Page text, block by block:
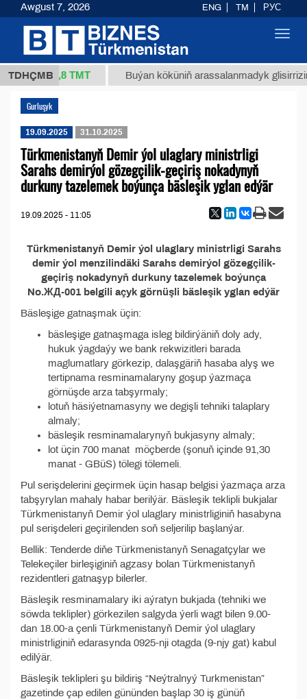
TDHÇMB
1 (kg.) 37,8 ТМТ Buýan köküniň arassalanmadyk
Gurluşyk
19.09.2025 31.10.2025
Türkmenistanyň Demir ýol ulaglary ministrligi
Sarahs demirýol gözegçilik-geçiriş nokadynyň
durkuny tazelemek boýunça bäsleşik yglan edýär
19.09.2025 - 11:05
Türkmenistanyň Demir ýol ulaglary ministrligi Sarahs
demir ýol menzilindäki Sarahs demirýol gözegçilik-
geçiriş nokadynyň durkuny tazelemek boýunça
No.ЖД-001 belgili açyk görnüşli bäsleşik yglan edýär
Bäsleşige gatnaşmak üçin:
bäsleşige gatnaşmaga isleg bildirýäniň doly ady,
hukuk ýagdaýy we bank rekwizitleri barada
maglumatlary görkezip, dalaşgäriň hasaba alyş we
tertipnama resminamalaryny goşup ýazmaça
görnüşde arza tabşyrmaly;
lotuň häsiýetnamasyny we degişli tehniki talaplary
almaly;
bäsleşik resminamalarynyň bukjasyny almaly;
lot üçin 700 manat möçberde (şonuň içinde 91,30
manat - GBüS) tölegi tölemeli.
Pul serişdelerini geçirmek üçin hasap belgisi ýazmaça arza
tabşyrylan mahaly habar berilýär. Bäsleşik teklipli bukjalar
Türkmenistanyň Demir ýol ulaglary ministrliginiň hasabyna
pul serişdeleri geçirilenden soň seljerilip başlanýar.
Bellik: Tenderde diňe Türkmenistanyň Senagatçylar we
Telekeçiler birleşiginiň agzasy bolan Türkmenistanyň
rezidentleri gatnaşyp bilerler.
Bäsleşik resminamalary iki aýratyn bukjada (tehniki we
söwda teklipler) görkezilen salgyda ýerli wagt bilen 9.00-
dan 18.00-a çenli Türkmenistanyň Demir ýol ulaglary
ministrliginiň edarasynda 0925-nji otagda (9-njy gat) kabul
edilýär.
Bäsleşik teklipleri şu bildiriş “Neýtralnyý Turkmenistan”
gazetinde çap edilen gününden başlap 30 iş günüň
Awgust 7, 2026 ENG TM РУС